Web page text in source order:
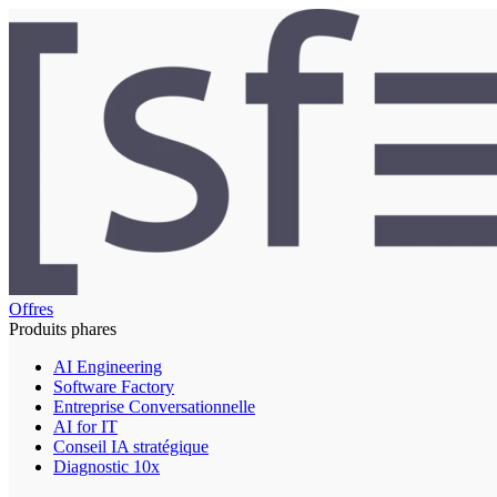
Offres
Produits phares
AI Engineering
Software Factory
Entreprise Conversationnelle
AI for IT
Conseil IA stratégique
Diagnostic 10x